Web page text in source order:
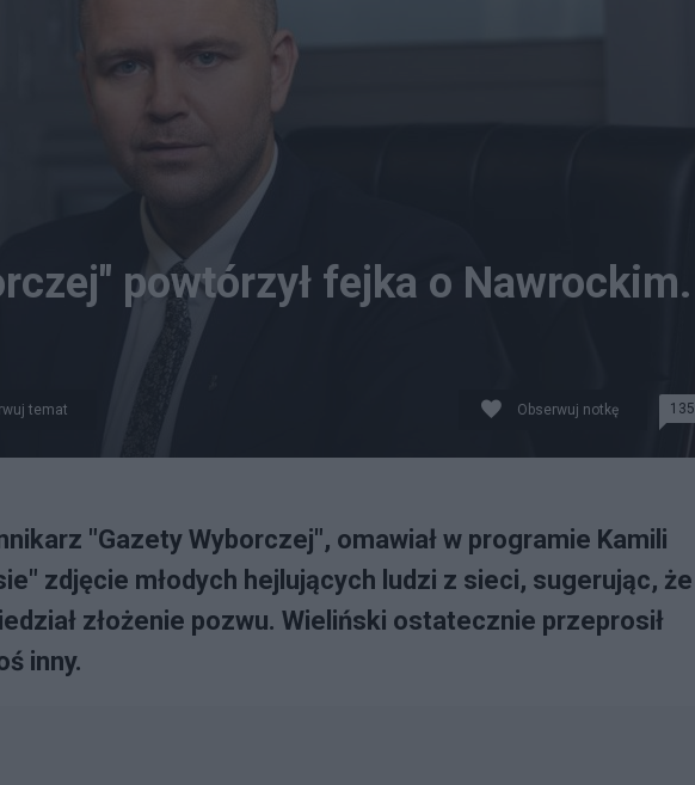
powtórzył fejka o Nawrockim.
temat Obserwuj notkę 135
"Gazety Wyborczej", omawiał w programie Kamili
zdjęcie młodych hejlujących ludzi z sieci, sugerując, że
złożenie pozwu. Wieliński ostatecznie przeprosił
inny.